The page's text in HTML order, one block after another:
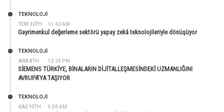
TEM 30TH 11:42 AM
TEKNOLOJİ
Gayrimenkul değerleme sektörü yapay zekâ teknolojileriyle dönüşüyor
ARA 8TH 12:29 PM
TEKNOLOJİ
SİEMENS TÜRKİYE, BİNALARIN DİJİTALLEŞMESİNDEKİ UZMANLIĞINI
AVRUPA’YA TAŞIYOR
KAS 19TH 9:50 AM
TEKNOLOJİ